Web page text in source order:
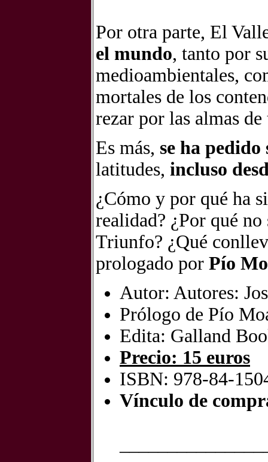
Por otra parte, El
el mundo, tanto por
medioambientales,
mortales de los
rezar por las almas
Es más, se ha
latitudes, incluso
¿Cómo y por qué ha
realidad? ¿Por qué
Triunfo? ¿Qué
prologado por Pío
Autor: Autores:
Prólogo de Pío
Edita: Galland
Precio: 15 euros
ISBN: 978-84-
Vínculo de